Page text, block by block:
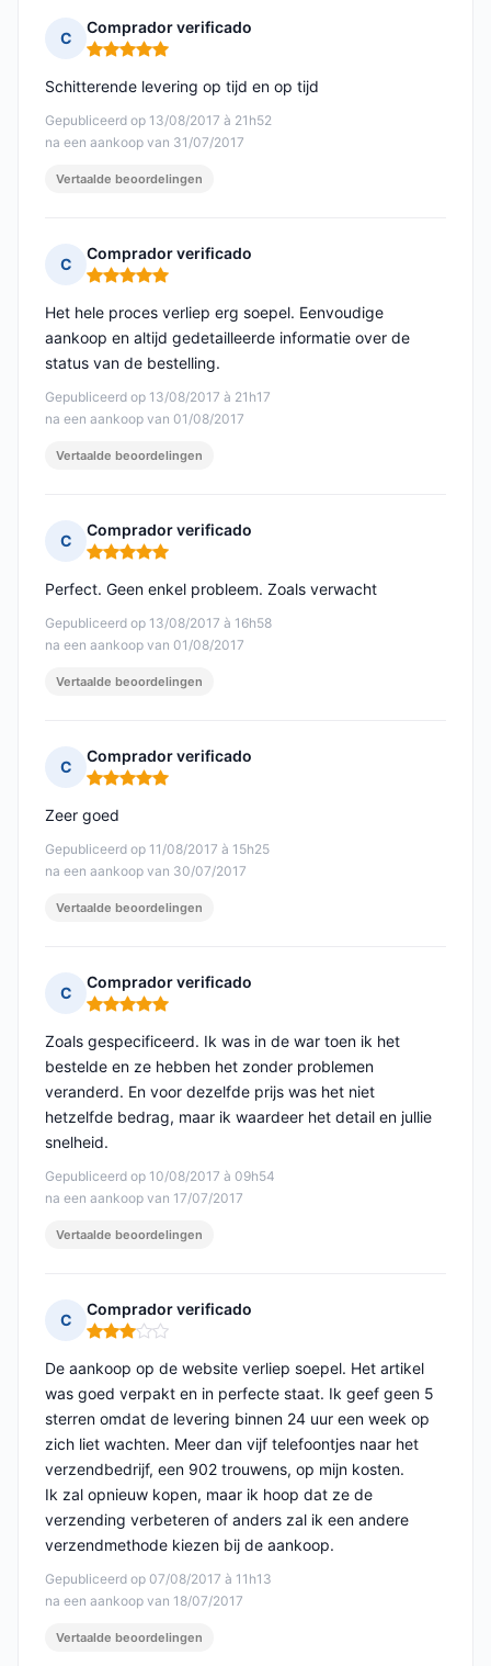
C
Comprador verificado
Opmerking: 5 van 5
Gepubliceerd op 13/08/2017 à 21h52
na een aankoop van 31/07/2017
Schitterende levering op tijd en op tijd
Vertaalde beoordelingen
C
Comprador verificado
Opmerking: 5 van 5
Gepubliceerd op 13/08/2017 à 21h17
na een aankoop van 01/08/2017
Het hele proces verliep erg soepel. Eenvoudige
aankoop en altijd gedetailleerde informatie over de
status van de bestelling.
Vertaalde beoordelingen
C
Comprador verificado
Opmerking: 5 van 5
Gepubliceerd op 13/08/2017 à 16h58
na een aankoop van 01/08/2017
Perfect. Geen enkel probleem. Zoals verwacht
Vertaalde beoordelingen
C
Comprador verificado
Opmerking: 5 van 5
Gepubliceerd op 11/08/2017 à 15h25
na een aankoop van 30/07/2017
Zeer goed
Vertaalde beoordelingen
C
Comprador verificado
Opmerking: 5 van 5
Gepubliceerd op 10/08/2017 à 09h54
na een aankoop van 17/07/2017
Zoals gespecificeerd. Ik was in de war toen ik het
bestelde en ze hebben het zonder problemen
veranderd. En voor dezelfde prijs was het niet
hetzelfde bedrag, maar ik waardeer het detail en jullie
snelheid.
Vertaalde beoordelingen
C
Comprador verificado
Opmerking: 3 van 5
Gepubliceerd op 07/08/2017 à 11h13
na een aankoop van 18/07/2017
De aankoop op de website verliep soepel. Het artikel
was goed verpakt en in perfecte staat. Ik geef geen 5
sterren omdat de levering binnen 24 uur een week op
zich liet wachten. Meer dan vijf telefoontjes naar het
verzendbedrijf, een 902 trouwens, op mijn kosten.
Ik zal opnieuw kopen, maar ik hoop dat ze de
verzending verbeteren of anders zal ik een andere
verzendmethode kiezen bij de aankoop.
Vertaalde beoordelingen